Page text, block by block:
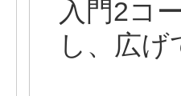
入門2コ
し、広